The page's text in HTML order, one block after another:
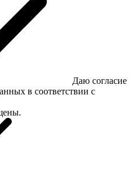
Даю согласие
в соответствии с